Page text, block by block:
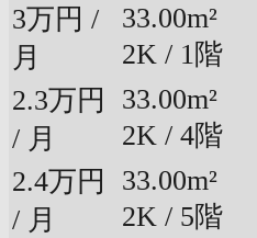
3万円 /
月
33.00m²
2K / 1階
2.3万円
/ 月
33.00m²
2K / 4階
2.4万円
/ 月
33.00m²
2K / 5階